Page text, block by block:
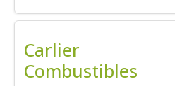
Carlier
Combustibles